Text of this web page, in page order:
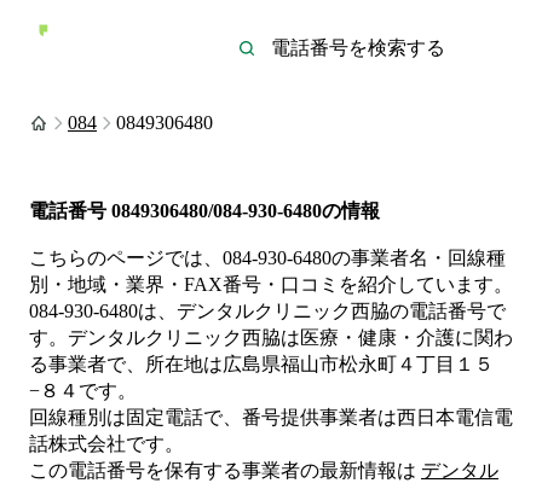
084 0849306480
電話番号 0849306480/084-930-6480の情報
こちらのページでは、 084-930-6480の事業者名・回線種
別・地域・業界・FAX番号・口コミを紹介しています。
084-930-6480は、 デンタルクリニック西脇の電話番号で
す。 デンタルクリニック西脇は医療・健康・介護に関わ
る事業者で、所在地は広島県福山市松永町４丁目１５
−８４ です。
回線種別は固定電話で、番号提供事業者は西日本電信電
話株式会社です。
この電話番号を保有する事業者の最新情報は デンタル